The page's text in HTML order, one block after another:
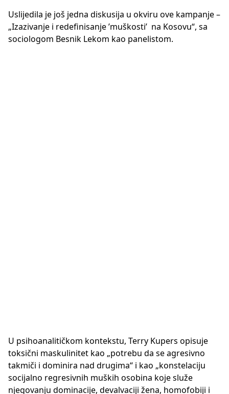
Uslijedila je još jedna diskusija u okviru ove kampanje –
„Izazivanje i redefinisanje ’muškosti’ na Kosovu“, sa
sociologom Besnik Lekom kao panelistom.
U psihoanalitičkom kontekstu, Terry Kupers opisuje
toksični maskulinitet kao „potrebu da se agresivno
takmiči i dominira nad drugima“ i kao „konstelaciju
socijalno regresivnih muških osobina koje služe
njegovanju dominacije, devalvaciji žena, homofobiji i